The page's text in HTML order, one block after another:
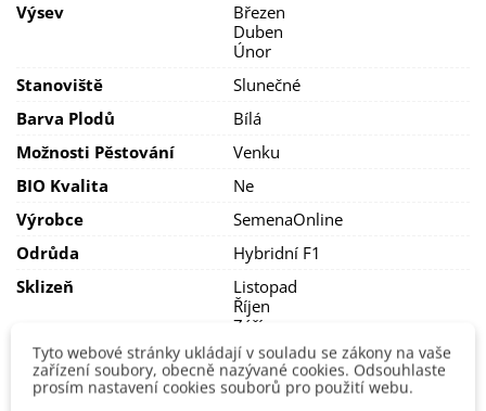
Stanoviště volíme
(nikoli přímé slunce)
, rostlině tedy vyhovují polohy,
pravidelněa
Sázíme do sponu alespoň
50 x 50 cm.
Půdu volíme dobře
propustnou,zásobenou živinami s
být příliš). Hnojíme ideálně chlévským hnojem
Zelí se sklízí přibližně
za 3–5 měsíců
pěstování. Pevná a tvrdá hlávka se odřezává u země. Zelí
zchladíme a uchováváme
při teplotě 1 °C v chladné
místnosti
Výsev
Březen
Duben
Únor
Stanoviště
Slunečné
Barva Plodů
Bílá
Možnosti Pěstování
Venku
BIO Kvalita
Ne
Výrobce
SemenaOnline
Odrůda
Hybridní F1
Sklizeň
Listopad
Říjen
Září
Odrůda Zelí
Hlávkové
Ranost
Pozdní
Tyto webové stránky ukládají v souladu se zákony na vaše
zařízení soubory, obecně nazývané cookies. Odsouhlaste
prosím nastavení cookies souborů pro použití webu.